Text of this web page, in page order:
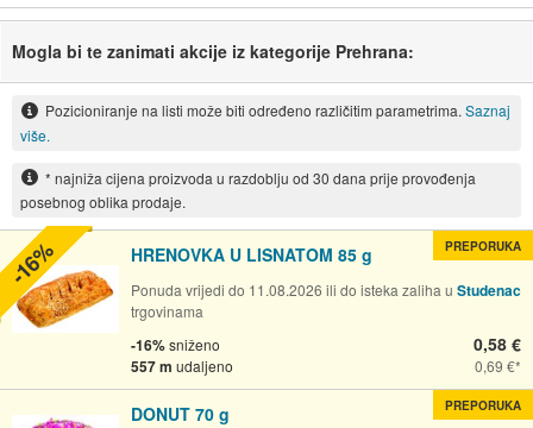
Mogla bi te zanimati akcije iz kategorije Prehrana:
Pozicioniranje na listi može biti određeno različitim parametrima. Saznaj
više.
* najniža cijena proizvoda u razdoblju od 30 dana prije provođenja
posebnog oblika prodaje.
HRENOVKA U LISNATOM 85 g
Ponuda vrijedi do 11.08.2026 ili do isteka zaliha u Studenac
trgovinama
-16%sniženo
557 m udaljeno
0,58 €
0,69 €
PREPORUKA
-16%
DONUT 70 g PREPORUKA